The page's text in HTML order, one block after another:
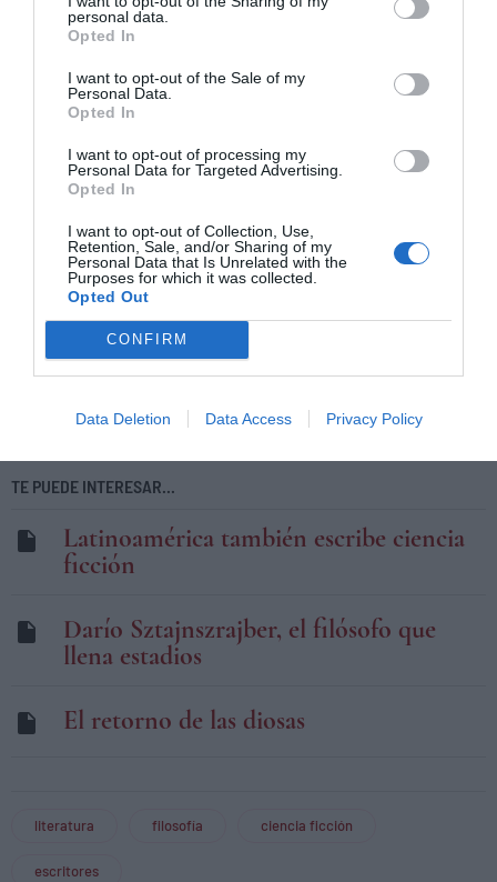
personal data.
Opted In
I want to opt-out of the Sale of my
Personal Data.
Opted In
I want to opt-out of processing my
Personal Data for Targeted Advertising.
Opted In
I want to opt-out of Collection, Use,
Retention, Sale, and/or Sharing of my
Personal Data that Is Unrelated with the
Purposes for which it was collected.
Opted Out
CONFIRM
Data Deletion Data Access Privacy Policy
las cosas, los interrogantes que como sociedad nos
formulamos ante el declive de las promesas de la
civilización global y las democracias neoliberales, así
como la experiencia apremiante del cambio climático, la
recientemente, los efectos de las sucesivas olas de una
pandemia global. Por eso, quizás la ficción sea la
encarnación contemporánea del mito, y supere a la
filosofía en su capacidad de calibrar estas preguntas que
nos asedian en este presente asediado por catástrofes e
incertidumbre.
ACTIVAR AHORA
TE PUEDE INTERESAR...
Latinoamérica también escribe ciencia
ficción
Darío Sztajnszrajber, el filósofo que
llena estadios
El retorno de las diosas
literatura filosofía ciencia ficción
escritores